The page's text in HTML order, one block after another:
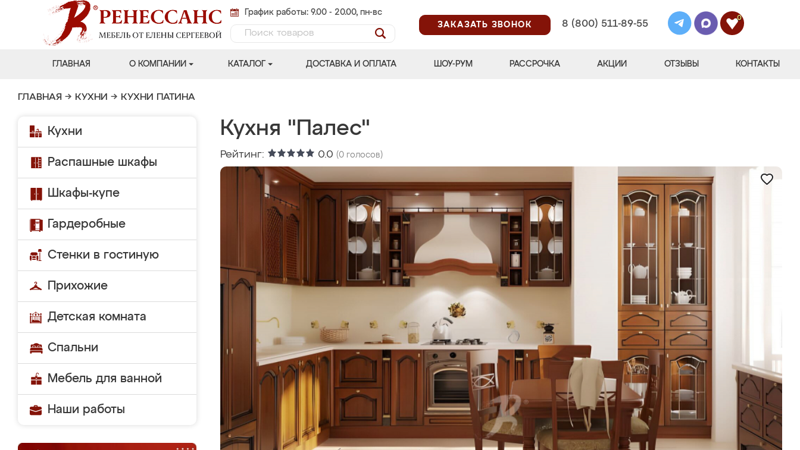
График работы: 9.00 - 20.00, пн-вс
ЗАКАЗАТЬ ЗВОНОК
8 (800) 511-89-55
0
ГЛАВНАЯ О КОМПАНИИ КАТАЛОГ ДОСТАВКА И ОПЛАТА ШОУ-РУМ РАССРОЧКА АКЦИИ ОТЗЫВЫ КОНТАКТЫ
ГЛАВНАЯ → КУХНИ → КУХНИ ПАТИНА
Кухни
Распашные шкафы
Шкафы-купе
Гардеробные
Стенки в гостиную
Прихожие
Детская комната
Спальни
Мебель для ванной
Наши работы
Кухня "Палес"
Рейтинг: 0.0 (0 голосов)